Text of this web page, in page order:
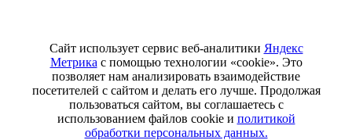
Сайт использует сервис веб-аналитики Яндекс
Метрика с помощью технологии «cookie». Это
позволяет нам анализировать взаимодействие
посетителей с сайтом и делать его лучше. Продолжая
пользоваться сайтом, вы соглашаетесь с
использованием файлов cookie и политикой
обработки персональных данных.